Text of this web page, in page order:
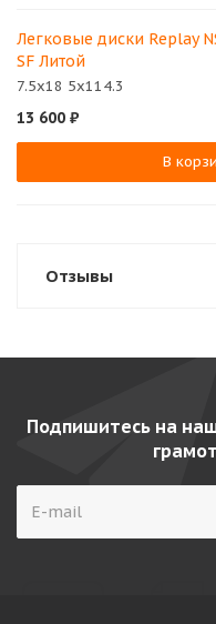
Легковые диски Replay
SF Литой
7.5x18 5x114.3
13 600 ₽
В
Отзывы
Подпишитесь на